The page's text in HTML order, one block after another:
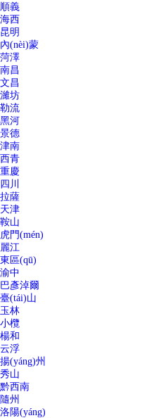
順義
海西
昆明
內(nèi)蒙
菏澤
南昌
文昌
濰坊
勒流
黑河
景德
津南
西青
重慶
四川
拉薩
天津
鞍山
虎門(mén)
麗江
東區(qū)
渝中
巴彥淖爾
臺(tái)山
玉林
小欖
楊和
云浮
揚(yáng)州
秀山
黔西南
隨州
洛陽(yáng)